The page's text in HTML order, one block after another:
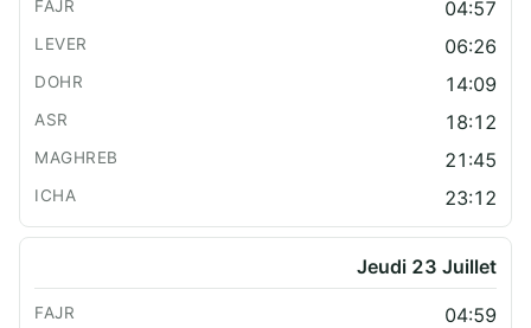
04:57
06:26
14:09
18:12
21:45
23:12
Jeudi 23 Juillet
04:59